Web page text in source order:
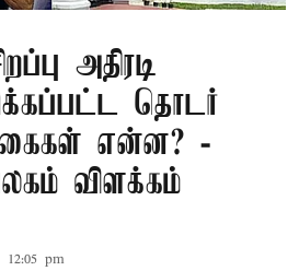
அதிரடி
தொடர்
என்ன? -
விளக்கம்
12:05 pm